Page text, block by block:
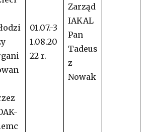
01.07.-3
1.08.20
22 r.
Zarząd
IAKAL
Pan
Tadeus
z
Nowak